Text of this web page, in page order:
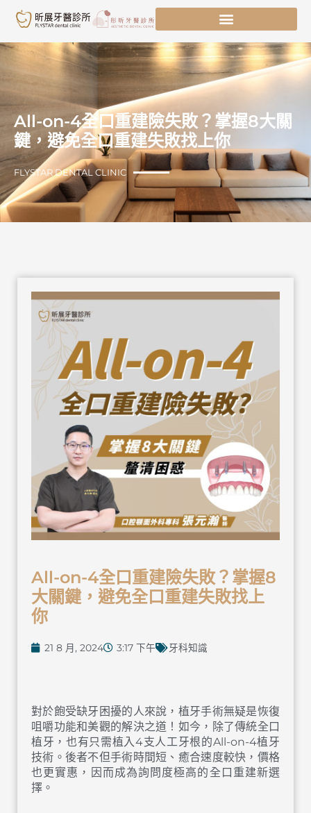
要
All-on-4全口重建險失敗？掌握8大關
鍵，避免全口重建失敗找上你
FLYSTAR DENTAL CLINIC
All-on-4全口重建險失敗？掌握8
大關鍵，避免全口重建失敗找上
你
21 8 月, 2024 3:17 下午 牙科知識
對於飽受缺牙困擾的人來說，植牙手術無疑是恢復
咀嚼功能和美觀的解決之道！如今，除了傳統全口
植牙，也有只需植入4支人工牙根的All-on-4植牙
技術。後者不但手術時間短、癒合速度較快，價格
也更實惠，因而成為詢問度極高的全口重建新選
擇。